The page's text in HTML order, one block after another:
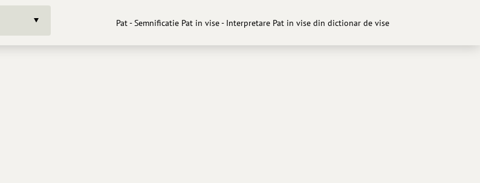
Pat - Semnificatie Pat in vise - Interpretare Pat in vise din dictionar de vise